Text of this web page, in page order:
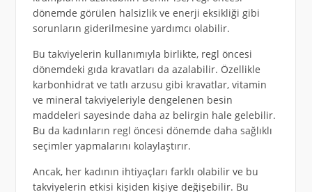
dönemde görülen halsizlik ve enerji eksikliği gibi
sorunların giderilmesine yardımcı olabilir.
Bu takviyelerin kullanımıyla birlikte, regl öncesi
dönemdeki gıda kravatları da azalabilir. Özellikle
karbonhidrat ve tatlı arzusu gibi kravatlar, vitamin
ve mineral takviyeleriyle dengelenen besin
maddeleri sayesinde daha az belirgin hale gelebilir.
Bu da kadınların regl öncesi dönemde daha sağlıklı
seçimler yapmalarını kolaylaştırır.
Ancak, her kadının ihtiyaçları farklı olabilir ve bu
takviyelerin etkisi kişiden kişiye değişebilir. Bu